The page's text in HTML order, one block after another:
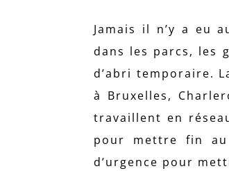
Jamais il n’y a eu
dans les parcs, les
d’abri temporaire.
à Bruxelles,
travaillent en
pour mettre fin au
d’urgence pour